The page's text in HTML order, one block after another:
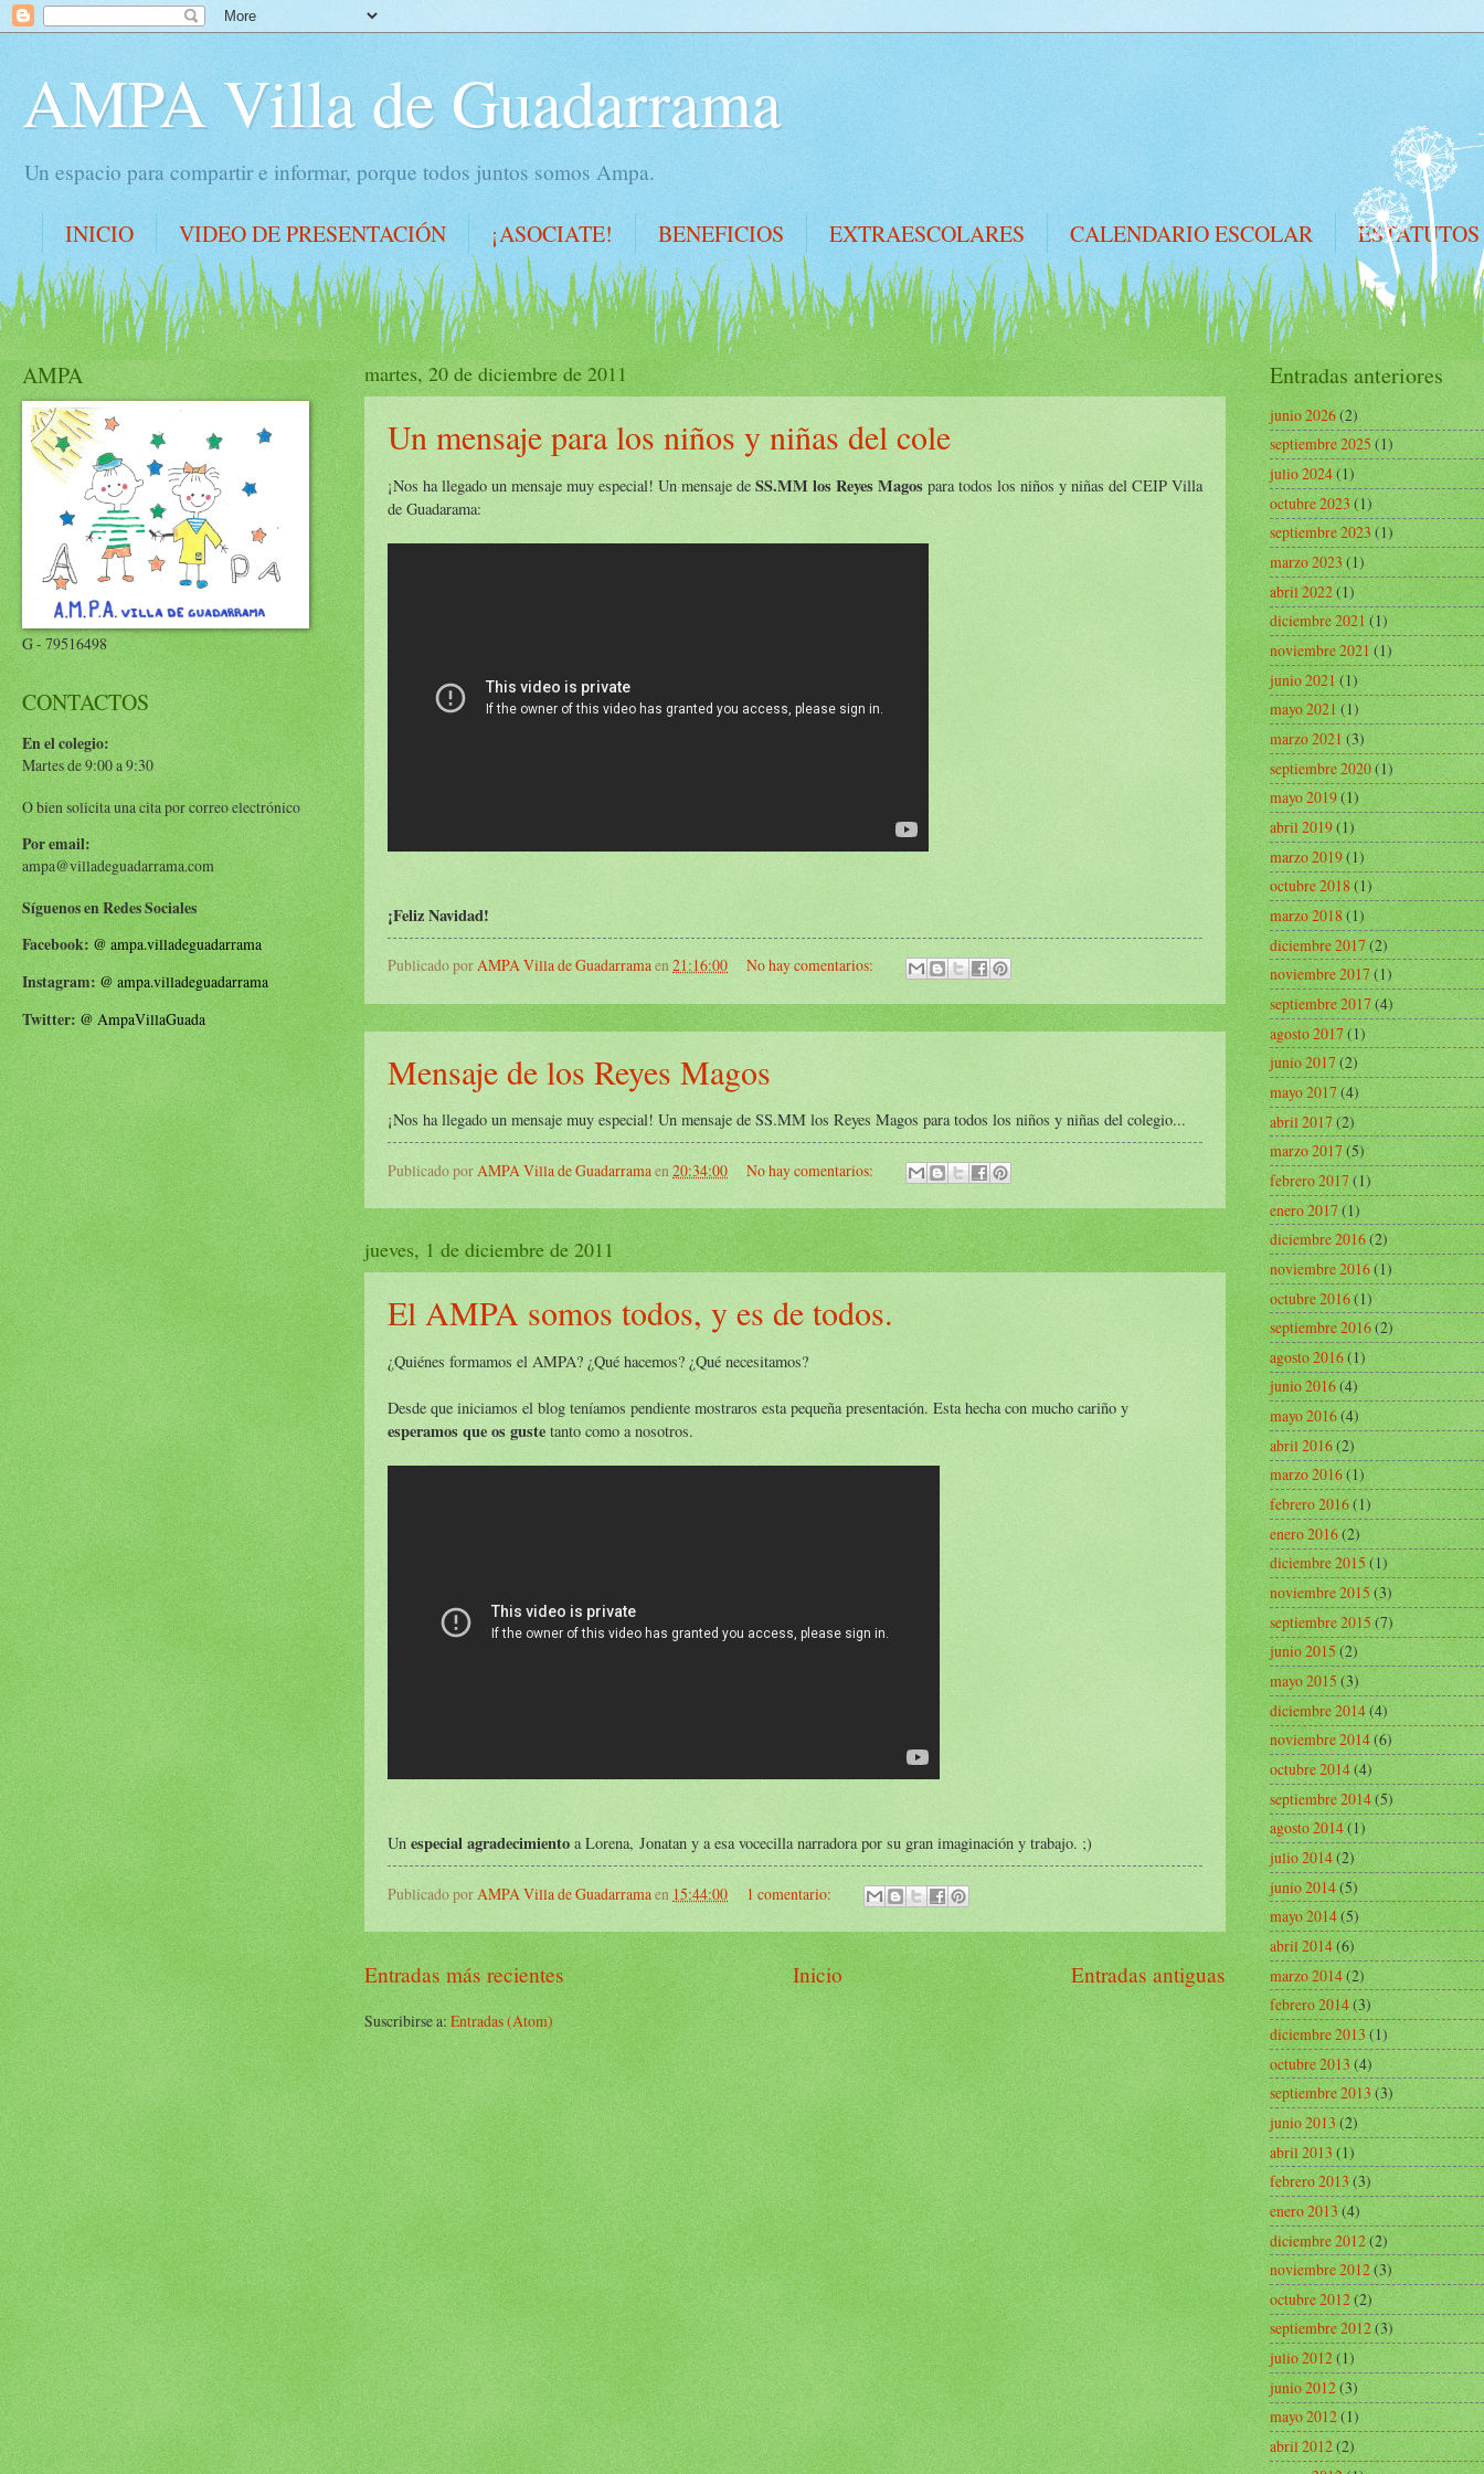
AMPA Villa de Guadarrama
Un espacio para compartir e informar, porque todos juntos somos Ampa.
INICIO VIDEO DE PRESENTACIÓN ¡ASOCIATE! BENEFICIOS EXTRAESCOLARES CALENDARIO ESCOLAR ESTATUTOS
martes, 20 de diciembre de 2011
Un mensaje para los niños y niñas del cole
¡Nos ha llegado un mensaje muy especial! Un mensaje de SS.MM los Reyes Magos para todos los niños y niñas del CEIP Villa
de Guadarama:
¡Feliz Navidad!
Publicado porAMPA Villa de Guadarramaen21:16:00 No hay comentarios:
Mensaje de los Reyes Magos
¡Nos ha llegado un mensaje muy especial! Un mensaje de SS.MM los Reyes Magos para todos los niños y niñas del colegio...
Publicado porAMPA Villa de Guadarramaen20:34:00 No hay comentarios:
jueves, 1 de diciembre de 2011
El AMPA somos todos, y es de todos.
¿Quiénes formamos el AMPA? ¿Qué hacemos? ¿Qué necesitamos?
Desde que iniciamos el blog teníamos pendiente mostraros esta pequeña presentación. Esta hecha con mucho cariño y
esperamos que os guste tanto como a nosotros.
Un especial agradecimiento a Lorena, Jonatan y a esa vocecilla narradora por su gran imaginación y trabajo. ;)
Publicado por AMPA Villa de Guadarramaen 15:44:00 1 comentario:
Entradas más recientes Entradas antiguas
Inicio
Suscribirse a:Entradas (Atom)
AMPA
G - 79516498
CONTACTOS
En el colegio:
Martes de 9:00 a 9:30
O bien solicita una cita por correo electrónico
Por email:
ampa@villadeguadarrama.com
Síguenos en Redes Sociales
Facebook:@ampa.villadeguadarrama
Instagram:@ampa.villadeguadarrama
Twitter:@AmpaVillaGuada
Entradas anteriores
junio 2026(2)
septiembre 2025(1)
julio 2024(1)
octubre 2023(1)
septiembre 2023(1)
marzo 2023(1)
abril 2022(1)
diciembre 2021(1)
noviembre 2021(1)
junio 2021(1)
mayo 2021(1)
marzo 2021(3)
septiembre 2020(1)
mayo 2019(1)
abril 2019(1)
marzo 2019(1)
octubre 2018(1)
marzo 2018(1)
diciembre 2017(2)
noviembre 2017(1)
septiembre 2017(4)
agosto 2017(1)
junio 2017(2)
mayo 2017(4)
abril 2017(2)
marzo 2017(5)
febrero 2017(1)
enero 2017(1)
diciembre 2016(2)
noviembre 2016(1)
octubre 2016(1)
septiembre 2016(2)
agosto 2016(1)
junio 2016(4)
mayo 2016(4)
abril 2016(2)
marzo 2016(1)
febrero 2016(1)
enero 2016(2)
diciembre 2015(1)
noviembre 2015(3)
septiembre 2015(7)
junio 2015(2)
mayo 2015(3)
diciembre 2014(4)
noviembre 2014(6)
octubre 2014(4)
septiembre 2014(5)
agosto 2014(1)
julio 2014(2)
junio 2014(5)
mayo 2014(5)
abril 2014(6)
marzo 2014(2)
febrero 2014(3)
diciembre 2013(1)
octubre 2013(4)
septiembre 2013(3)
junio 2013(2)
abril 2013(1)
febrero 2013(3)
enero 2013(4)
diciembre 2012(2)
noviembre 2012(3)
octubre 2012(2)
septiembre 2012(3)
julio 2012(1)
junio 2012(3)
mayo 2012(1)
abril 2012(2)